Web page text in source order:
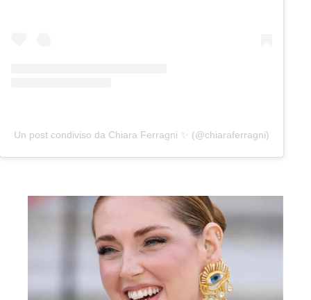
Un post condiviso da Chiara Ferragni ✨ (@chiaraferragni)